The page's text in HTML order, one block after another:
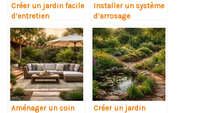
Créer un jardin facile
d’entretien
Installer un système
d’arrosage
automatique
Aménager un coin
Créer un jardin